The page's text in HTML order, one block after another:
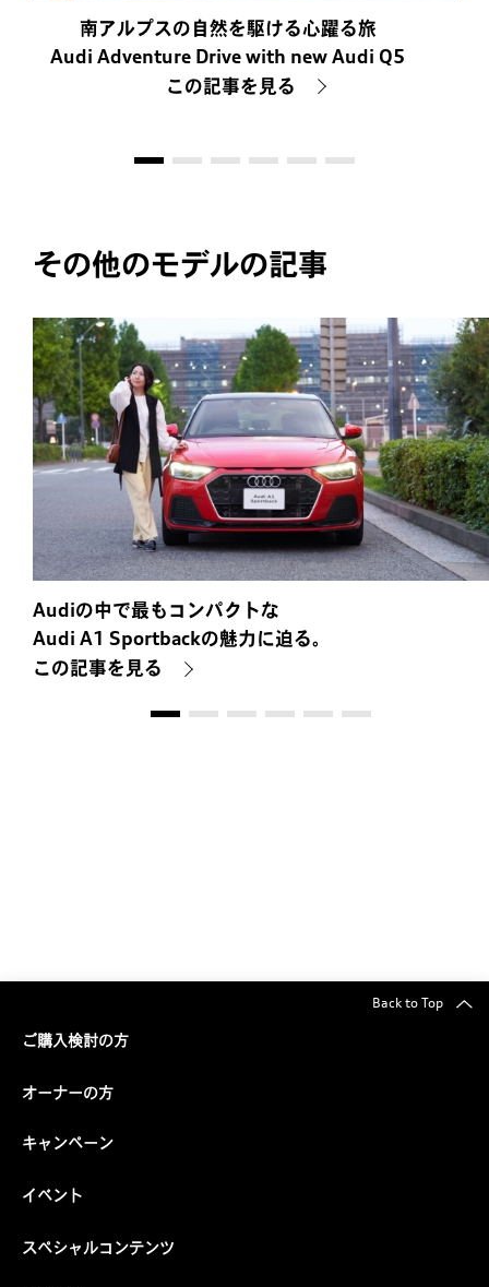
南アルプスの自然を駆ける心躍る旅
Audi Adventure Drive with new Audi Q5
この記事を見る
その他のモデルの記事
Audiの中で最もコンパクトな
Audi A1 Sportbackの魅力に迫る。
この記事を見る
Audiをショールームで
Back to Top
ご購入検討の方
オーナーの方
キャンペーン
イベント
スペシャルコンテンツ